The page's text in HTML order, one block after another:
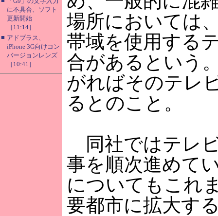
に不具合、ソフト
更新開始
［11:14］
■ アドプラス、
iPhone 3G向けコン
バージョンレンズ
［10:41］
場所においては
帯域を使用する
合があるという
がればそのテレ
るとのこと。
同社ではテレ
事を順次進めて
についてもこれ
要都市に拡大す